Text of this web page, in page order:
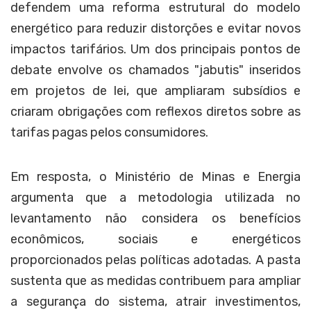
defendem uma reforma estrutural do modelo
energético para reduzir distorções e evitar novos
impactos tarifários. Um dos principais pontos de
debate envolve os chamados "jabutis" inseridos
em projetos de lei, que ampliaram subsídios e
criaram obrigações com reflexos diretos sobre as
tarifas pagas pelos consumidores.
Em resposta, o Ministério de Minas e Energia
argumenta que a metodologia utilizada no
levantamento não considera os benefícios
econômicos, sociais e energéticos
proporcionados pelas políticas adotadas. A pasta
sustenta que as medidas contribuem para ampliar
a segurança do sistema, atrair investimentos,